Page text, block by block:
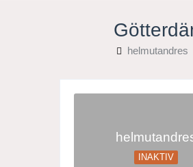
helmutandres
INAKTIV